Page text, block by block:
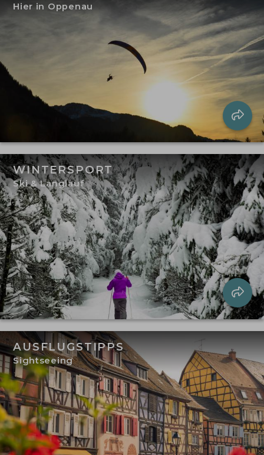
Hier in Oppenau
WINTERSPORT
Ski & Langlauf
AUSFLUGSTIPPS
Sightseeing